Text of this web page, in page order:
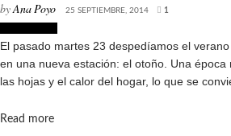
byAna Poyo 25 SEPTIEMBRE, 2014 1
El pasado martes 23 despedíamos el
en una nueva estación: el otoño. Una
las hojas y el calor del hogar, lo que se
Read moreDetails